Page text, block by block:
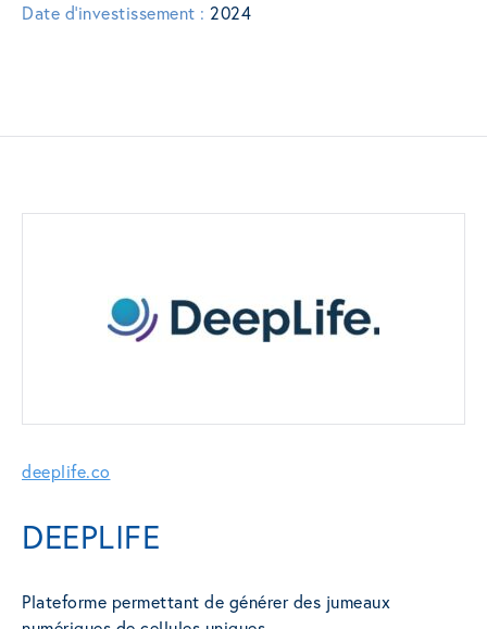
Date d'investissement : 2024
deeplife.co
DEEPLIFE
Plateforme permettant de générer des jumeaux